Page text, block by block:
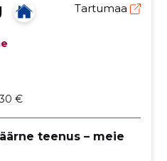
Tartumaa
€
teenus – meie